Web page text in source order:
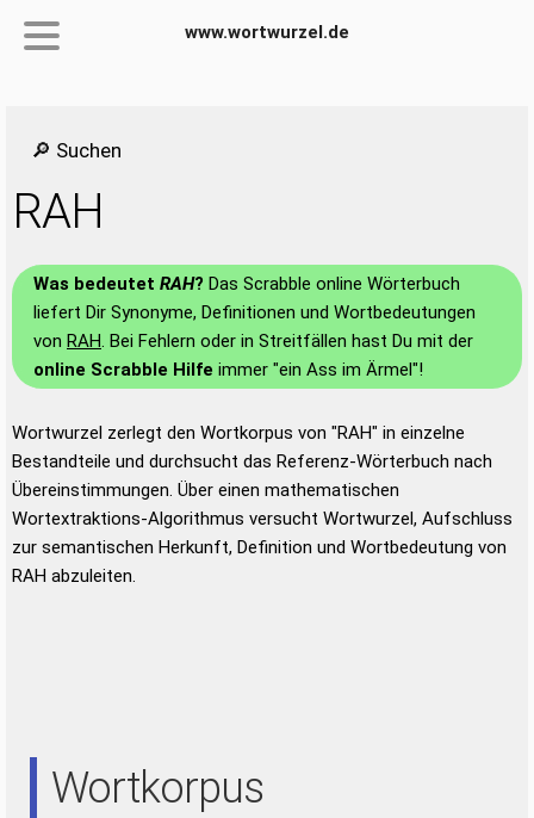
www.wortwurzel.de
🔎 Suchen
RAH
Was bedeutet RAH? Das Scrabble online Wörterbuch
liefert Dir Synonyme, Definitionen und Wortbedeutungen
von RAH. Bei Fehlern oder in Streitfällen hast Du mit der
online Scrabble Hilfe immer "ein Ass im Ärmel"!
Wortwurzel zerlegt den Wortkorpus von "RAH" in einzelne
Bestandteile und durchsucht das Referenz-Wörterbuch nach
Übereinstimmungen. Über einen mathematischen
Wortextraktions-Algorithmus versucht Wortwurzel, Aufschluss
zur semantischen Herkunft, Definition und Wortbedeutung von
RAH abzuleiten.
Wortkorpus